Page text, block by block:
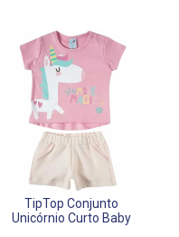
TipTop Conjunto
Unicórnio Curto Baby